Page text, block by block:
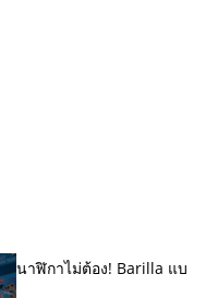
นาฬิกาไม่ต้อง! Barilla แบ